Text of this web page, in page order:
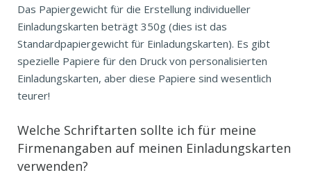
Das Papiergewicht für die Erstellung individueller
Einladungskarten beträgt 350g (dies ist das
Standardpapiergewicht für Einladungskarten). Es gibt
spezielle Papiere für den Druck von personalisierten
Einladungskarten, aber diese Papiere sind wesentlich
teurer!
Welche Schriftarten sollte ich für meine
Firmenangaben auf meinen Einladungskarten
verwenden?